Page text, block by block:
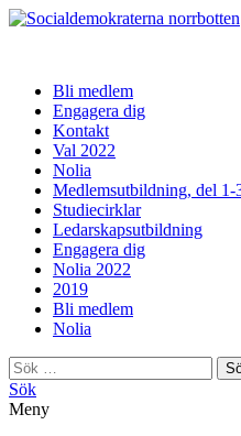
norrbotten
Bli medlem
Engagera dig
Kontakt
Val 2022
Nolia
Medlemsutbildning, del 1-
Studiecirklar
Ledarskapsutbildning
Engagera dig
Nolia 2022
2019
Bli medlem
Nolia
Sök
efter:
Sök
Meny